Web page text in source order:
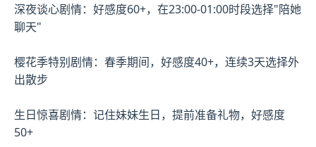
深夜谈心剧情：好感度60+，在23:00-01:00时段选择"陪她
聊天"
樱花季特别剧情：春季期间，好感度40+，连续3天选择外
出散步
生日惊喜剧情：记住妹妹生日，提前准备礼物，好感度
50+